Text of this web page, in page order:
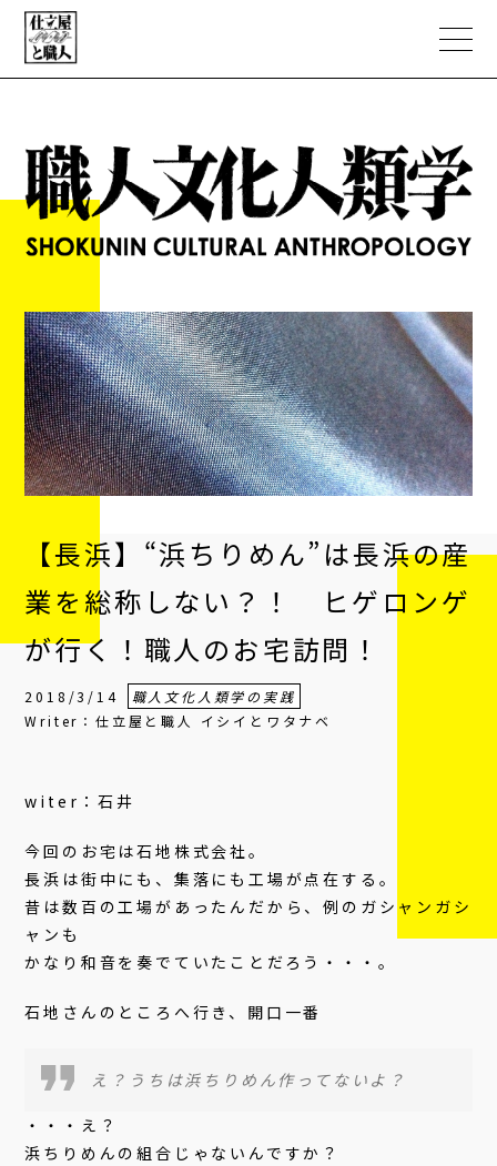
ABOUT
職人文化人類学
NEWS
EC STORE
CONTACT
【長浜】“浜ちりめん”は長浜の産
業を総称しない？！ ヒゲロンゲ
が行く！職人のお宅訪問！
2018/3/14
職人文化人類学の実践
Writer：仕立屋と職人 イシイとワタナベ
witer：石井
今回のお宅は石地株式会社。
長浜は街中にも、集落にも工場が点在する。
昔は数百の工場があったんだから、例のガシャンガシ
ャンも
かなり和音を奏でていたことだろう・・・。
石地さんのところへ行き、開口一番
え？うちは浜ちりめん作ってないよ？
・・・え？
浜ちりめんの組合じゃないんですか？